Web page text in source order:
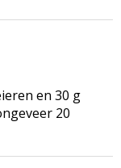
en 30 g
20